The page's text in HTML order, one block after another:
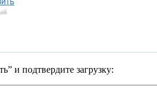
и подтвердите загрузку: